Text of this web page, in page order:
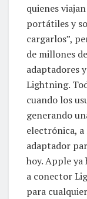
quienes
portátiles y
cargarlos”,
de millones
adaptadores
Lightning.
cuando los
generando
electrónica, a
adaptador
hoy. Apple ya
a conector
para